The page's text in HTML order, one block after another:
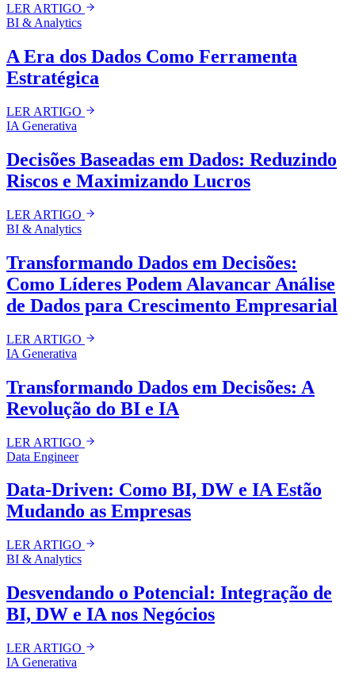
LER ARTIGO
BI & Analytics
A Era dos Dados Como Ferramenta
Estratégica
LER ARTIGO
IA Generativa
Decisões Baseadas em Dados: Reduzindo
Riscos e Maximizando Lucros
LER ARTIGO
BI & Analytics
Transformando Dados em Decisões:
Como Líderes Podem Alavancar Análise
de Dados para Crescimento Empresarial
LER ARTIGO
IA Generativa
Transformando Dados em Decisões: A
Revolução do BI e IA
LER ARTIGO
Data Engineer
Data-Driven: Como BI, DW e IA Estão
Mudando as Empresas
LER ARTIGO
BI & Analytics
Desvendando o Potencial: Integração de
BI, DW e IA nos Negócios
LER ARTIGO
IA Generativa